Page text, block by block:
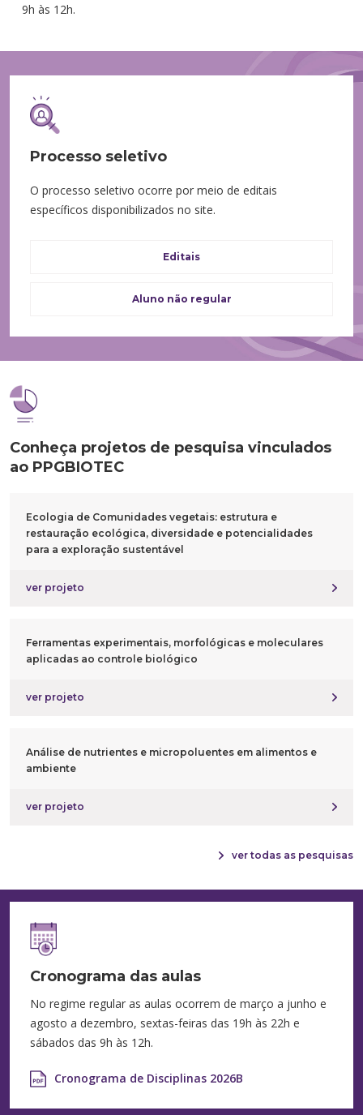
9h às 12h.
Processo seletivo
O processo seletivo ocorre por meio de editais
específicos disponibilizados no site.
Editais
Aluno não regular
Conheça projetos de pesquisa vinculados
ao PPGBIOTEC
Ecologia de Comunidades vegetais: estrutura e
restauração ecológica, diversidade e potencialidades
para a exploração sustentável
ver projeto
Ferramentas experimentais, morfológicas e moleculares
aplicadas ao controle biológico
ver projeto
Análise de nutrientes e micropoluentes em alimentos e
ambiente
ver projeto
ver todas as pesquisas
Cronograma das aulas
No regime regular as aulas ocorrem de março a junho e
agosto a dezembro, sextas-feiras das 19h às 22h e
sábados das 9h às 12h.
Cronograma de Disciplinas 2026B